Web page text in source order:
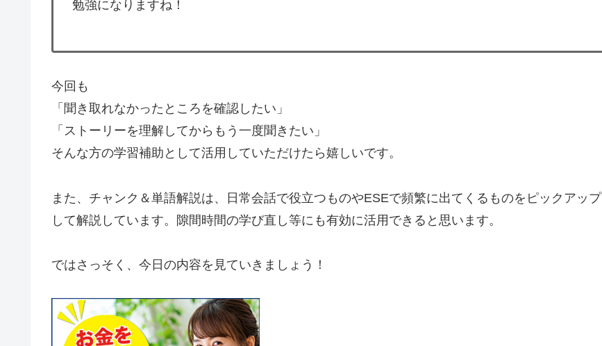
勉強になりますね！
今回も
「聞き取れなかったところを確認したい」
「ストーリーを理解してからもう一度聞きたい」
そんな方の学習補助として活用していただけたら嬉しいです。
また、チャンク＆単語解説は、日常会話で役立つものやESEで頻繁に出てくるものをピックアップ
して解説しています。隙間時間の学び直し等にも有効に活用できると思います。
ではさっそく、今日の内容を見ていきましょう！